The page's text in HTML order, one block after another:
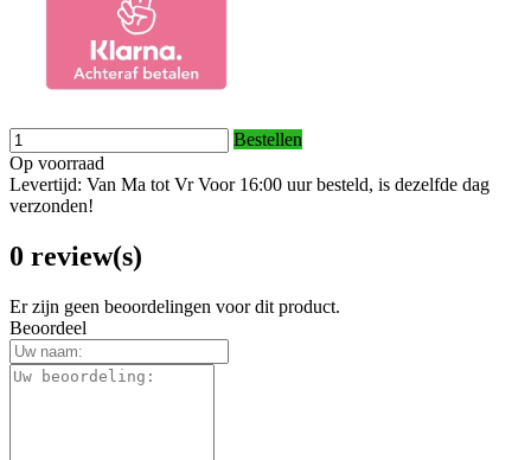
Bestellen
Op voorraad
Levertijd: Van Ma tot Vr Voor 16:00 uur besteld, is dezelfde dag
verzonden!
0 review(s)
Er zijn geen beoordelingen voor dit product.
Beoordeel